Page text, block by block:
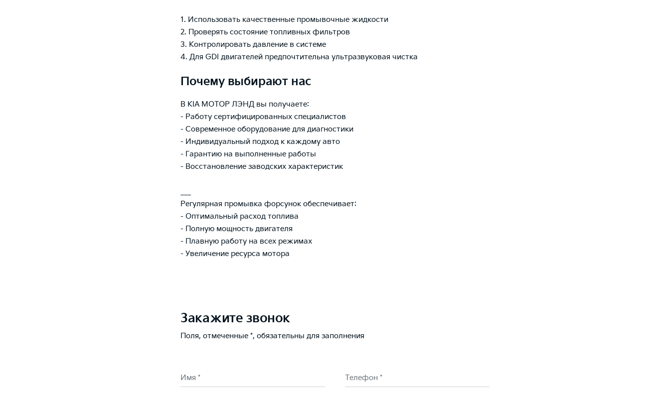
1. Использовать качественные промывочные жидкости
2. Проверять состояние топливных фильтров
3. Контролировать давление в системе
4. Для GDI двигателей предпочтительна ультразвуковая чистка
Почему выбирают нас
В KIA МОТОР ЛЭНД вы получаете:
- Работу сертифицированных специалистов
- Современное оборудование для диагностики
- Индивидуальный подход к каждому авто
- Гарантию на выполненные работы
- Восстановление заводских характеристик
Регулярная промывка форсунок обеспечивает:
- Оптимальный расход топлива
- Полную мощность двигателя
- Плавную работу на всех режимах
- Увеличение ресурса мотора
Закажите звонок
Поля, отмеченные *, обязательны для заполнения
Имя * Телефон *